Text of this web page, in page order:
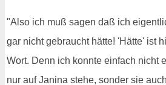
"Also ich muß sagen daß ich
gar nicht gebraucht hätte! 'Hätte' ist
Wort. Denn ich konnte einfach nicht
nur auf Janina stehe, sonder sie